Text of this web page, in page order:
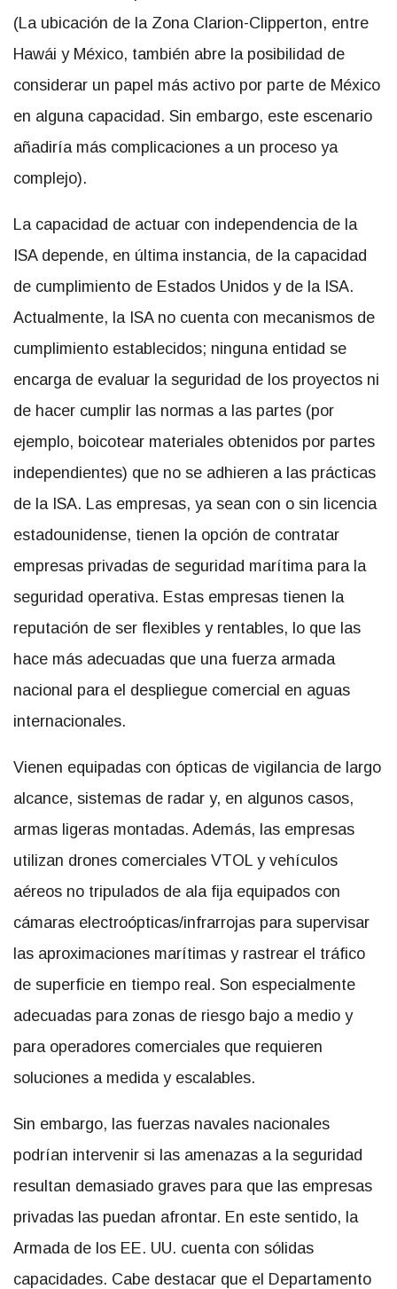
(La ubicación de la Zona Clarion-Clipperton, entre
Hawái y México, también abre la posibilidad de
considerar un papel más activo por parte de México
en alguna capacidad. Sin embargo, este escenario
añadiría más complicaciones a un proceso ya
complejo).
La capacidad de actuar con independencia de la
ISA depende, en última instancia, de la capacidad
de cumplimiento de Estados Unidos y de la ISA.
Actualmente, la ISA no cuenta con mecanismos de
cumplimiento establecidos; ninguna entidad se
encarga de evaluar la seguridad de los proyectos ni
de hacer cumplir las normas a las partes (por
ejemplo, boicotear materiales obtenidos por partes
independientes) que no se adhieren a las prácticas
de la ISA. Las empresas, ya sean con o sin licencia
estadounidense, tienen la opción de contratar
empresas privadas de seguridad marítima para la
seguridad operativa. Estas empresas tienen la
reputación de ser flexibles y rentables, lo que las
hace más adecuadas que una fuerza armada
nacional para el despliegue comercial en aguas
internacionales.
Vienen equipadas con ópticas de vigilancia de largo
alcance, sistemas de radar y, en algunos casos,
armas ligeras montadas. Además, las empresas
utilizan drones comerciales VTOL y vehículos
aéreos no tripulados de ala fija equipados con
cámaras electroópticas/infrarrojas para supervisar
las aproximaciones marítimas y rastrear el tráfico
de superficie en tiempo real. Son especialmente
adecuadas para zonas de riesgo bajo a medio y
para operadores comerciales que requieren
soluciones a medida y escalables.
Sin embargo, las fuerzas navales nacionales
podrían intervenir si las amenazas a la seguridad
resultan demasiado graves para que las empresas
privadas las puedan afrontar. En este sentido, la
Armada de los EE. UU. cuenta con sólidas
capacidades. Cabe destacar que el Departamento